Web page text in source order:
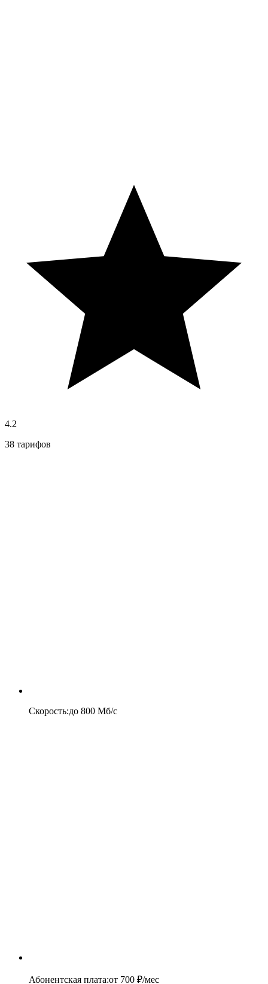
4.2
38 тарифов
Скорость:до 800 Мб/c
Абонентская плата:от 700 ₽/мес